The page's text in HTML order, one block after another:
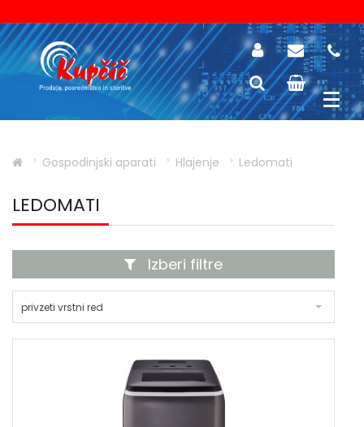
Gospodinjski aparati Hlajenje Ledomati
LEDOMATI
Izberi filtre
privzeti vrstni red